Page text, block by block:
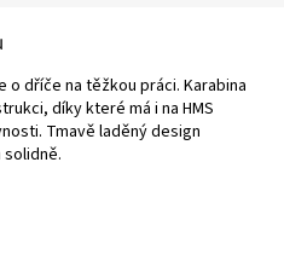
o dříče na těžkou práci. Karabina
díky které má i na HMS
Tmavě laděný design